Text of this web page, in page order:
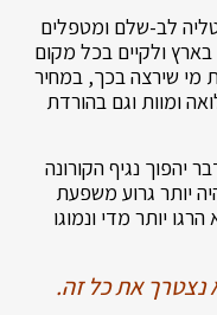
לב-שלם ומטפלים
ולקיים בכל מקום
מי שירצה בכך, במחיר
ומוות וגם בהורדת
יהפוך נגיף הקורונה
יותר גרוע משפעת
יותר מדי ונמוגו
נצטרך את כל זה.